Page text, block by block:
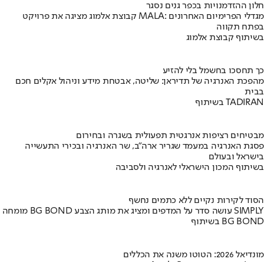
חלון ההזדמנויות בכפר גנים נסגר
קבוצת אלמוג מציגה את פרויקט MALA: מגדלי הפרימיום האחרונים
בפתח תקווה
בשיתוף קבוצת אלמוג
כך תחסכו בחשמל בלי להזיע
מהפכת האנרגיה של תדיראן: שליטה, אבטחת מידע וניהול אקלים חכם
בבית
בשיתוף TADIRAN
מבטיחים רציפות אנרגטית תפעולית בשגרה ובחירום
פסגת האנרגיה במעמד שגריר ארה"ב, שר האנרגיה ובכירי התעשייה
בישראל ובעולם
בשיתוף המכון הישראלי לאנרגיה ולסביבה
הסוד לקירות נקיים ללא כתמים נחשף
מומחה BG BOND עושה סדר על המדפים ומציג את מותג הצבע SIMPLY
בשיתוף BG BOND
מונדיאל 2026: הטוטו משנה את הכללים